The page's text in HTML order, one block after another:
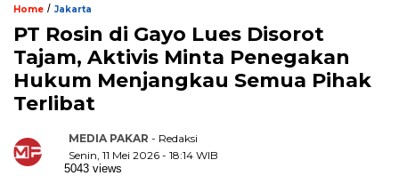
Home / Jakarta
PT Rosin di Gayo Lues Disorot
Tajam, Aktivis Minta Penegakan
Hukum Menjangkau Semua Pihak
Terlibat
MEDIA PAKAR - Redaksi
Senin, 11 Mei 2026 - 18:14 WIB
5043 views